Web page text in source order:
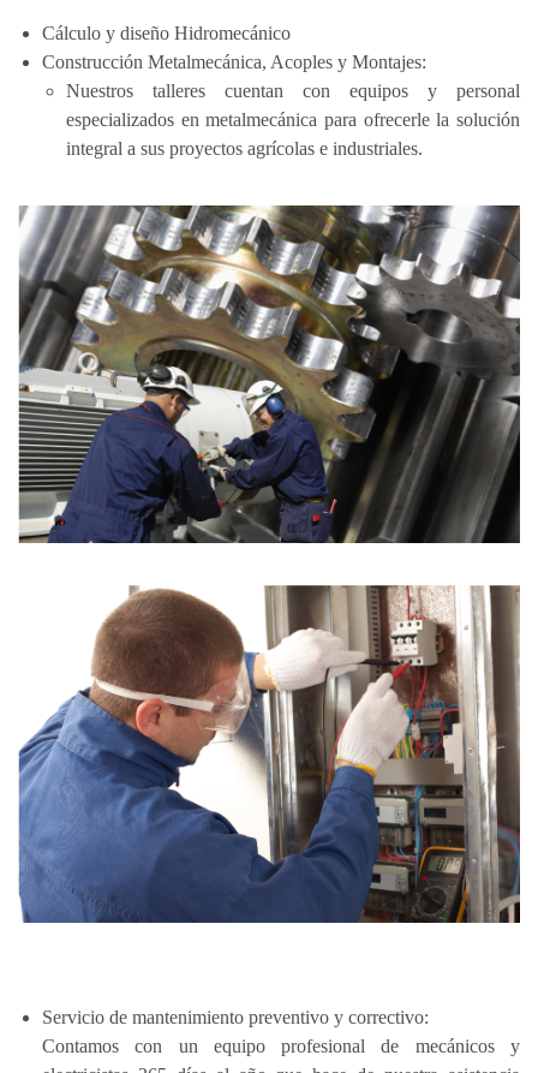
Cálculo y diseño Hidromecánico
Construcción Metalmecánica, Acoples y Montajes:
Nuestros talleres cuentan con equipos y personal
especializados en metalmecánica para ofrecerle la solución
integral a sus proyectos agrícolas e industriales.
Servicio de mantenimiento preventivo y correctivo:
Contamos con un equipo profesional de mecánicos y